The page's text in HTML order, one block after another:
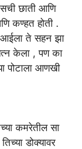
छाती आणि
कण्हत होती .
. आईला ते सहन झा
केला , पण का
पोटाला आणखी
कमरेतील सा
डोक्यावर